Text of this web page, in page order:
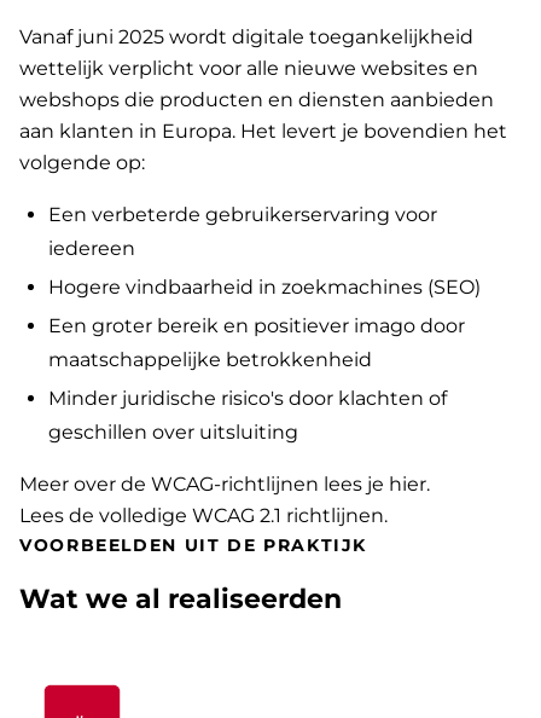
Vanaf juni 2025 wordt digitale toegankelijkheid
wettelijk verplicht voor alle nieuwe websites en
webshops die producten en diensten aanbieden
aan klanten in Europa. Het levert je bovendien het
volgende op:
Een verbeterde gebruikerservaring voor
iedereen
Hogere vindbaarheid in zoekmachines (SEO)
Een groter bereik en positiever imago door
maatschappelijke betrokkenheid
Minder juridische risico's door klachten of
geschillen over uitsluiting
Meer over de WCAG-richtlijnen lees je hier.
Lees de volledige WCAG 2.1 richtlijnen.
VOORBEELDEN UIT DE PRAKTIJK
Wat we al realiseerden